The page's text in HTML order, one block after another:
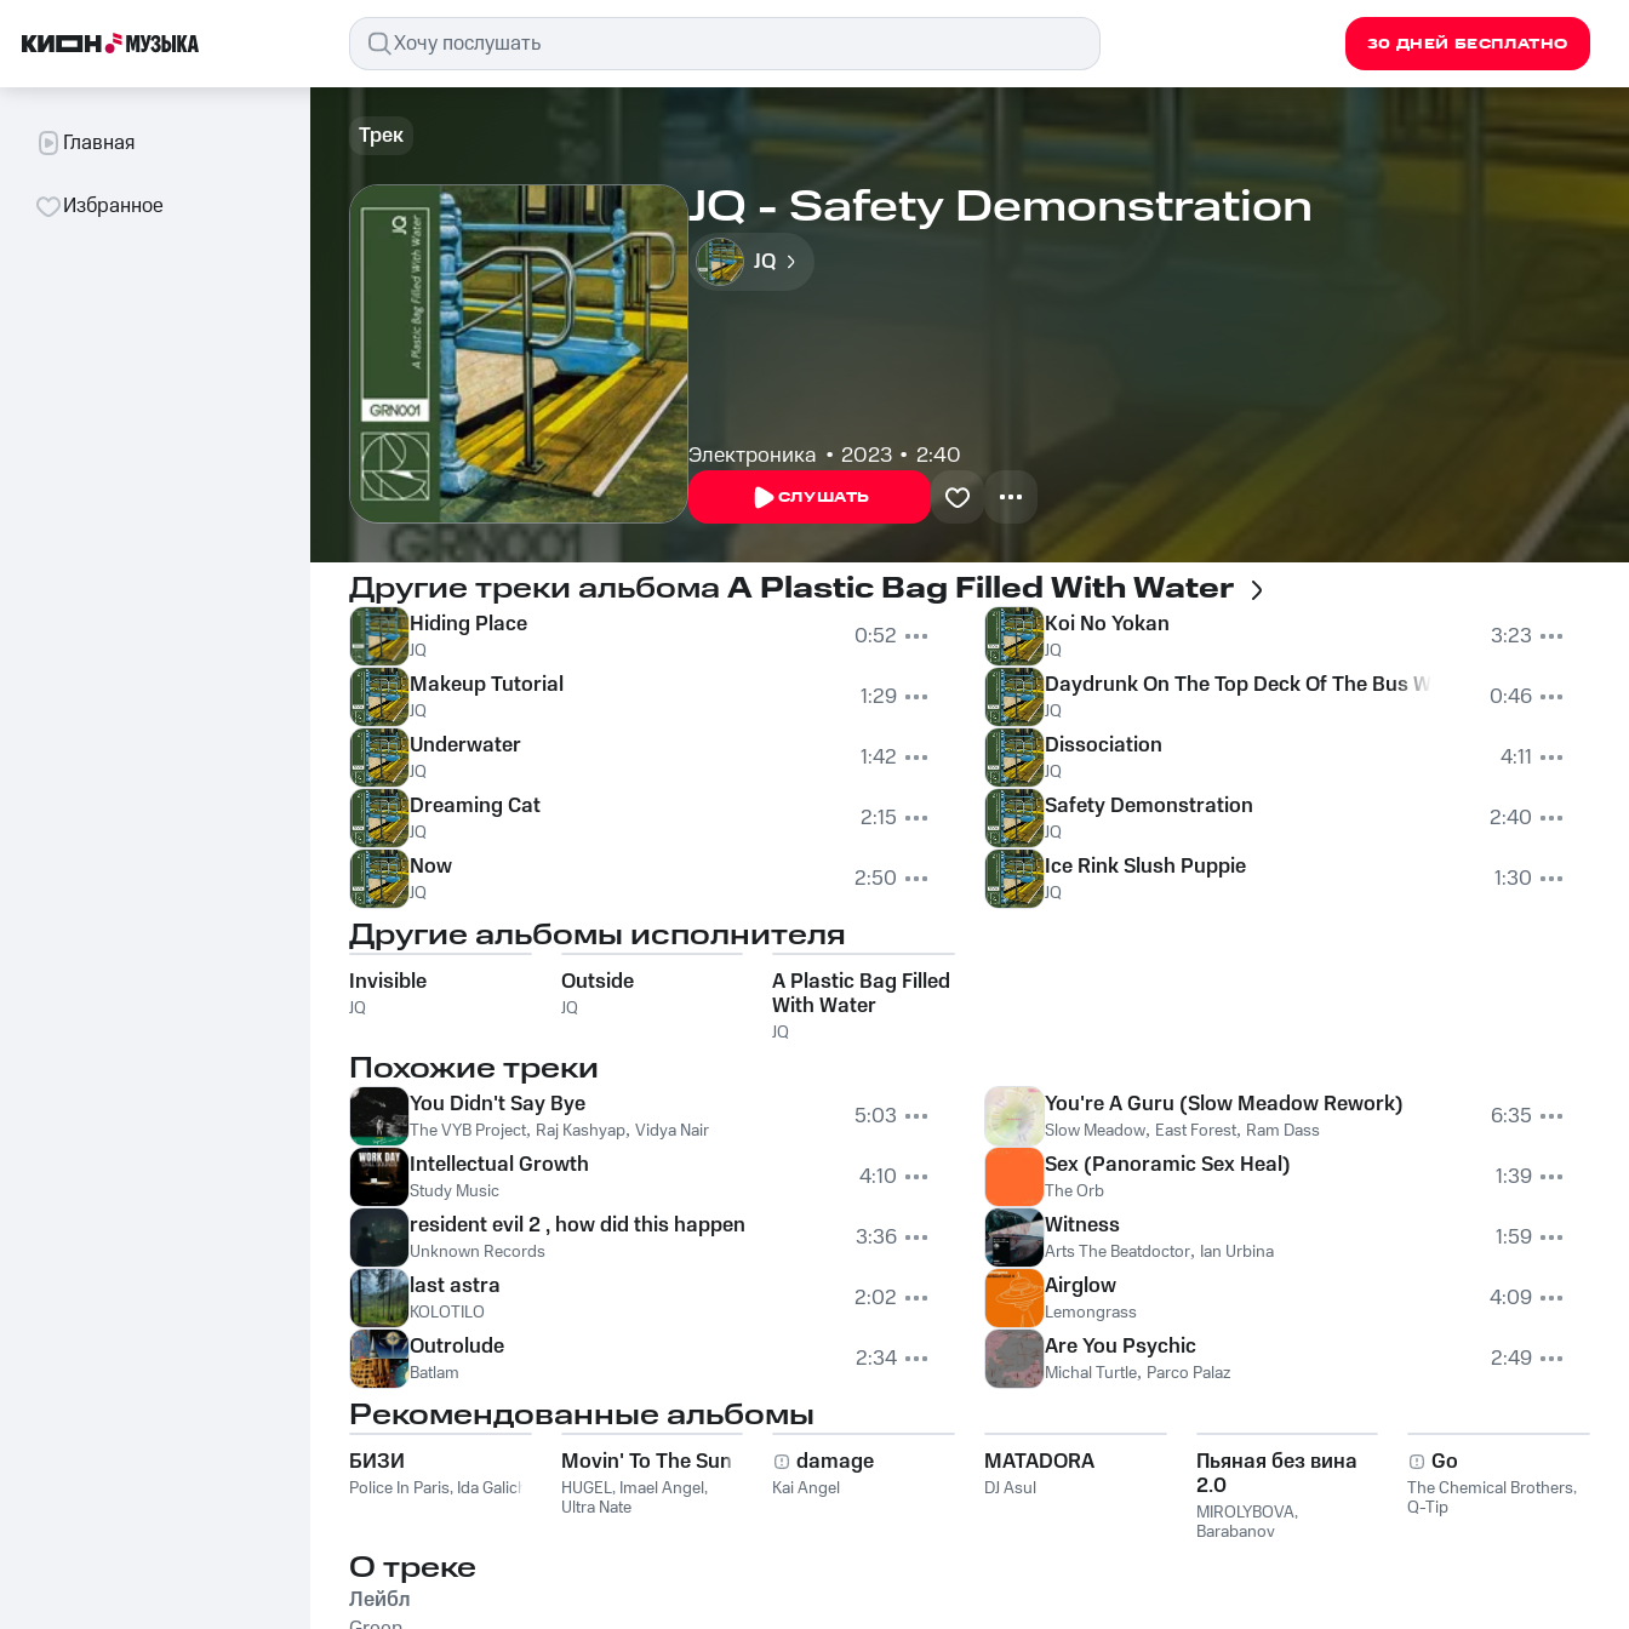
30 ДНЕЙ БЕСПЛАТНО
Главная
Избранное
Трек
JQ - Safety Demonstration
JQ
Электроника 2023 2:40
СЛУШАТЬ
Другие треки альбома A Plastic Bag Filled With Water
Hiding Place
JQ
0:52
Makeup Tutorial
JQ
1:29
Underwater
JQ
1:42
Dreaming Cat
JQ
2:15
Now
JQ 2:50
Koi No Yokan
JQ
3:23
Daydrunk On The Top Deck Of The Bus With The Sun Dancing
JQ
0:46
Dissociation
JQ
4:11
Safety Demonstration
JQ
2:40
Ice Rink Slush Puppie
JQ 1:30
Другие альбомы исполнителя
Invisible
JQ
Outside
JQ
A Plastic Bag Filled
With Water
JQ
Похожие треки
You Didn't Say Bye
The VYB Project, Raj Kashyap, Vidya Nair
5:03
Intellectual Growth
Study Music
4:10
resident evil 2 , how did this happen
Unknown Records
3:36
last astra
KOLOTILO
2:02
Outrolude
Batlam 2:34
You're A Guru (Slow Meadow Rework)
Slow Meadow, East Forest, Ram Dass
6:35
Sex (Panoramic Sex Heal)
The Orb
1:39
Witness
Arts The Beatdoctor, Ian Urbina
1:59
Airglow
Lemongrass
4:09
Are You Psychic
Michal Turtle, Parco Palaz 2:49
Рекомендованные альбомы
БИЗИ
Police In Paris, Ida Galich
Movin' To The Sun
HUGEL, Imael Angel,
Ultra Nate
damage
Kai Angel
MATADORA
DJ Asul
Пьяная без вина
2.0
MIROLYBOVA,
Barabanov
Go
The Chemical Brothers,
Q-Tip
О треке
Лейбл